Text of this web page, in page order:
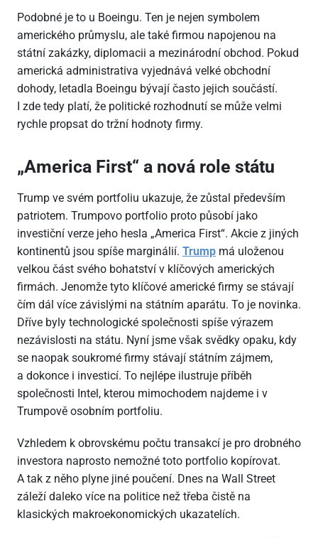
Podobné je to u Boeingu. Ten je nejen symbolem
amerického průmyslu, ale také firmou napojenou na
státní zakázky, diplomacii a mezinárodní obchod. Pokud
americká administrativa vyjednává velké obchodní
dohody, letadla Boeingu bývají často jejich součástí.
I zde tedy platí, že politické rozhodnutí se může velmi
rychle propsat do tržní hodnoty firmy.
„America First“ a nová role státu
Trump ve svém portfoliu ukazuje, že zůstal především
patriotem. Trumpovo portfolio proto působí jako
investiční verze jeho hesla „America First“. Akcie z jiných
kontinentů jsou spíše marginálií. Trump má uloženou
velkou část svého bohatství v klíčových amerických
firmách. Jenomže tyto klíčové americké firmy se stávají
čím dál více závislými na státním aparátu. To je novinka.
Dříve byly technologické společnosti spíše výrazem
nezávislosti na státu. Nyní jsme však svědky opaku, kdy
se naopak soukromé firmy stávají státním zájmem,
a dokonce i investicí. To nejlépe ilustruje příběh
společnosti Intel, kterou mimochodem najdeme i v
Trumpově osobním portfoliu.
Vzhledem k obrovskému počtu transakcí je pro drobného
investora naprosto nemožné toto portfolio kopírovat.
A tak z něho plyne jiné poučení. Dnes na Wall Street
záleží daleko více na politice než třeba čistě na
klasických makroekonomických ukazatelích.